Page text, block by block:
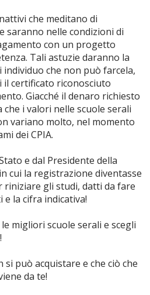
che meditano di
saranno nelle condizioni di
con un progetto
Tali astuzie daranno la
che non può farcela,
il certificato riconosciuto
Giacché il denaro richiesto
i valori nelle scuole serali
variano molto, nel momento
dei CPIA.
e dal Presidente della
cui la registrazione diventasse
gli studi, datti da fare
la cifra indicativa!
migliori scuole serali e scegli
si può acquistare e che ciò che
da te!